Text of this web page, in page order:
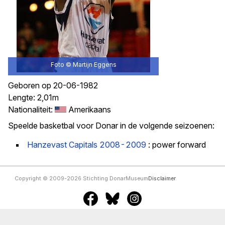
Geboren op 20-06-1982
Lengte: 2,01m
Nationaliteit:
Amerikaans
Speelde basketbal voor Donar in de volgende seizoenen:
Hanzevast Capitals 2008-2009 : power forward
Foto ©Martijn Eggens
Copyright © 2009-2026 Stichting DonarMuseum Disclaimer